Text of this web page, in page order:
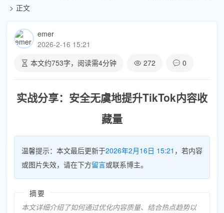
正文
emer
2026-2-16 15:21
本文约753字，阅读需4分钟 272 0
实战分享：安全无虞地提升TikTok内容收
藏量
温馨提示：本文最后更新于2026年2月16日 15:21 ，若内容
或图片失效，请在下方留言或联系博主。
摘要
本文详细介绍了如何通过优化内容质量、结合热点趋势以